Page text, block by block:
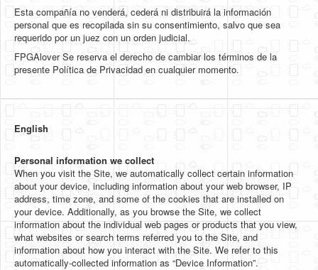
Esta compañía no venderá, cederá ni distribuirá la información
personal que es recopilada sin su consentimiento, salvo que sea
requerido por un juez con un orden judicial.
FPGAlover Se reserva el derecho de cambiar los términos de la
presente Política de Privacidad en cualquier momento.
English
Personal information we collect
When you visit the Site, we automatically collect certain information
about your device, including information about your web browser, IP
address, time zone, and some of the cookies that are installed on
your device. Additionally, as you browse the Site, we collect
information about the individual web pages or products that you view,
what websites or search terms referred you to the Site, and
information about how you interact with the Site. We refer to this
automatically-collected information as “Device Information”.